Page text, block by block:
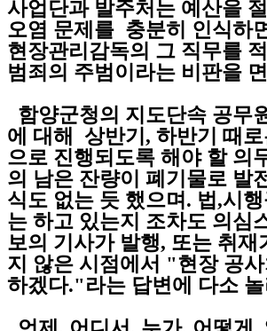
사업단과 발주처는 예산을
오염 문제를 충분히 인식하
현장관리감독의 그 직무를
범죄의 주범이라는 비판을
함양군청의 지도단속 공무
에 대해 상반기, 하반기 때
으로 진행되도록 해야 할 의
의 남은 잔량이 폐기물로 발
식도 없는 듯 했으며. 법,시
는 하고 있는지 조차도 의심
보의 기사가 발행, 또는 취
지 않은 시점에서 "현장 공
하겠다."라는 답변에 다소